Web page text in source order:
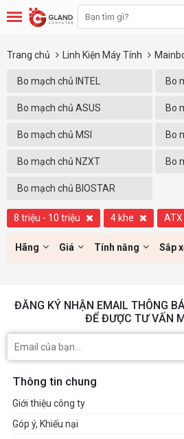
Trang chủ Linh Kiện Máy Tính
Bo mạch chủ INTEL Bo
Bo mạch chủ ASUS Bo
Bo mạch chủ MSI Bo
Bo mạch chủ NZXT Bo
Bo mạch chủ BIOSTAR
8 triệu - 10 triệu 4 khe ATX
Hãng Giá Tính năng Sắp
ĐĂNG KÝ NHẬN EMAIL THÔNG
ĐỂ ĐƯỢC TƯ VẤN
Thông tin chung
Giới thiệu công ty
Góp ý, Khiếu nại